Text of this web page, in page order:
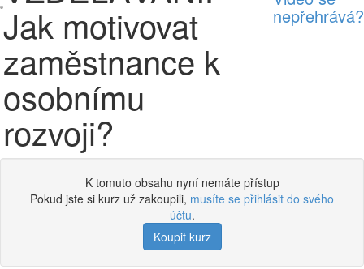
Jak motivovat
zaměstnance k
osobnímu
rozvoji?
nepřehrává?
K tomuto obsahu nyní nemáte přístup
Pokud jste si kurz už zakoupili, musíte se přihlásit do svého
účtu.
Koupit kurz